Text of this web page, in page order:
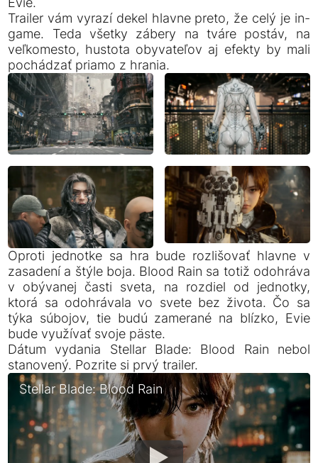
Trailer vám vyrazí dekel hlavne preto, že celý je in-
game. Teda všetky zábery na tváre postáv, na
veľkomesto, hustota obyvateľov aj efekty by mali
pochádzať priamo z hrania.
Oproti jednotke sa hra bude rozlišovať hlavne v
zasadení a štýle boja. Blood Rain sa totiž odohráva
v obývanej časti sveta, na rozdiel od jednotky,
ktorá sa odohrávala vo svete bez života. Čo sa
týka súbojov, tie budú zamerané na blízko, Evie
bude využívať svoje päste.
Dátum vydania Stellar Blade: Blood Rain nebol
stanovený. Pozrite si prvý trailer.
Stellar Blade: Blood Rain